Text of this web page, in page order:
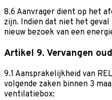
8.6 Aanvrager dient op het
zijn. Indien dat niet het
nieuw bezoek van een
Artikel 9. Vervangen
9.1 Aansprakelijkheid van REL
volgende zaken binnen 3
ventilatiebox: